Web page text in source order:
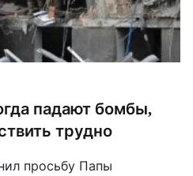
падают бомбы,
трудно